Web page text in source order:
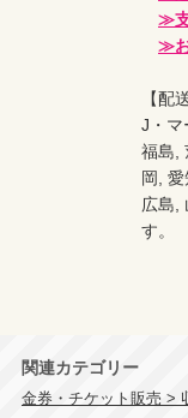
≫
≫
【配
J・マ
福島,
岡,
広島,
す。
関連カテゴリー
金券・チケット販売 >